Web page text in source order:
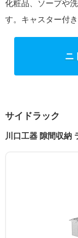
化粧品、ソープや
す。キャスター付
ニ
サイドラック
川口工器 隙間収納